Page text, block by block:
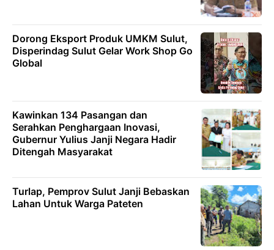
Dorong Eksport Produk UMKM Sulut,
Disperindag Sulut Gelar Work Shop Go
Global
Kawinkan 134 Pasangan dan
Serahkan Penghargaan Inovasi,
Gubernur Yulius Janji Negara Hadir
Ditengah Masyarakat
Turlap, Pemprov Sulut Janji Bebaskan
Lahan Untuk Warga Pateten